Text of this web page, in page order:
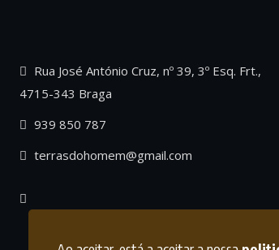
Rua José António Cruz, nº 39, 3º Esq. Frt.,
4715-343 Braga
939 850 787
terrasdohomem@gmail.com